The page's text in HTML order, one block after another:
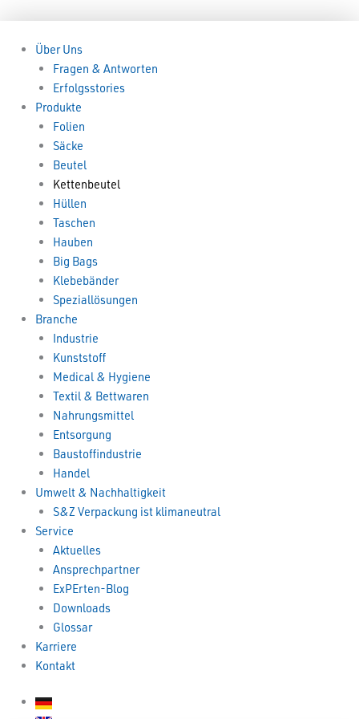
springenÜber Uns
Fragen & Antworten
Erfolgsstories
Produkte
Folien
Säcke
Beutel
Kettenbeutel
Hüllen
Taschen
Hauben
Big Bags
Klebebänder
Speziallösungen
Branche
Industrie
Kunststoff
Medical & Hygiene
Textil & Bettwaren
Nahrungsmittel
Entsorgung
Baustoffindustrie
Handel
Umwelt & Nachhaltigkeit
S&Z Verpackung ist klimaneutral
Service
Aktuelles
Ansprechpartner
ExPErten-Blog
Downloads
Glossar
Karriere
Kontakt